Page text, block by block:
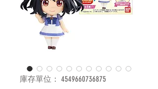
庫存單位： 4549660736875